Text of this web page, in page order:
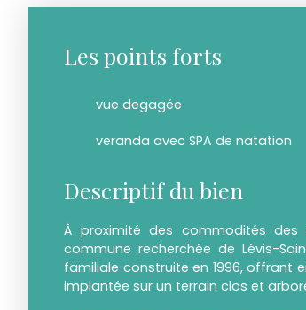
Les points forts
vue degagée
veranda avec SPA de natation
Descriptif du bien
À proximité des commodités des
commune recherchée de Lévis-
familiale construite en 1996, offrant
implantée sur un terrain clos et